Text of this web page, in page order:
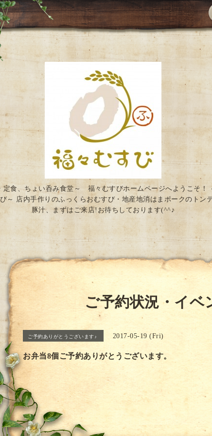
定食、ちょい呑み食堂～ 福々むすびホームページへようこそ！
～ 店内手作りのふっくらおむすび・地産地消はまポークのトン
豚汁、まずはご来店!お待ちしております(^^♪
ご予約状況・イベ
ご予約ありがとうございます♪ 2017-05-19 (Fri)
お弁当8個ご予約ありがとうございます。